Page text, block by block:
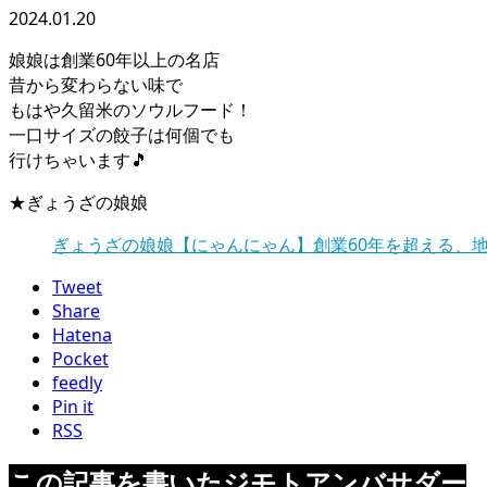
2024.01.20
娘娘は創業60年以上の名店
昔から変わらない味で
もはや久留米のソウルフード！
一口サイズの餃子は何個でも
行けちゃいます🎵
★ぎょうざの娘娘
ぎょうざの娘娘【にゃんにゃん】創業60年を超える、
Tweet
Share
Hatena
Pocket
feedly
Pin it
RSS